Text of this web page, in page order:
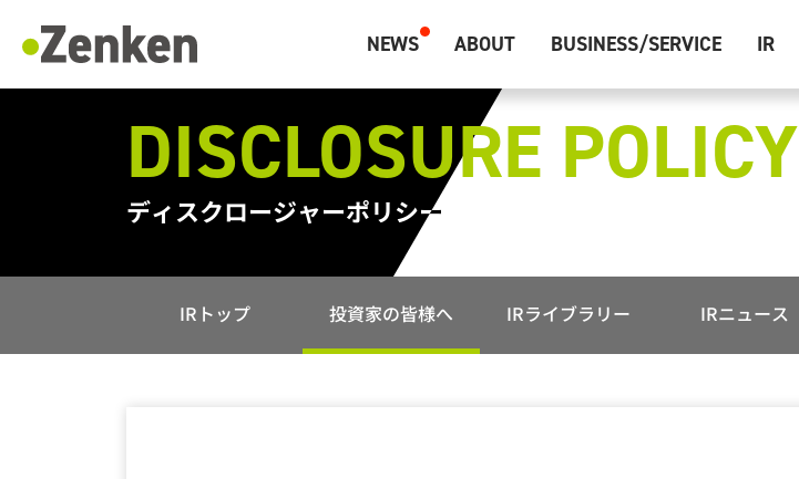
メインコンテンツにスキップ
NEWS ABOUT BUSINESS/SERVICE IR
DISCLOSURE POLICY
ディスクロージャーポリシー
IRトップ 投資家の皆様へ IRライブラリー IRニュース